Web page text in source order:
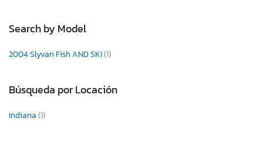
Search by Model
2004 Slyvan Fish AND SKI(1)
Búsqueda por Locación
Indiana(1)